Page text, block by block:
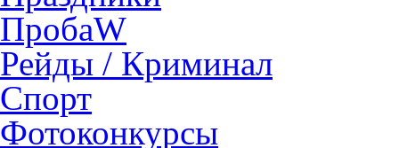
ПробаW
Рейды / Криминал
Спорт
Фотоконкурсы